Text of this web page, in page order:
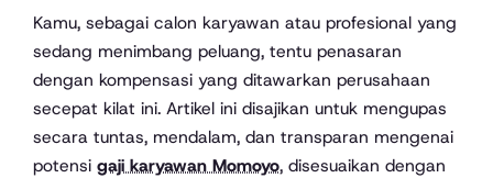
Kamu, sebagai calon karyawan atau profesional yang
sedang menimbang peluang, tentu penasaran
dengan kompensasi yang ditawarkan perusahaan
secepat kilat ini. Artikel ini disajikan untuk mengupas
secara tuntas, mendalam, dan transparan mengenai
potensi gaji karyawan Momoyo, disesuaikan dengan